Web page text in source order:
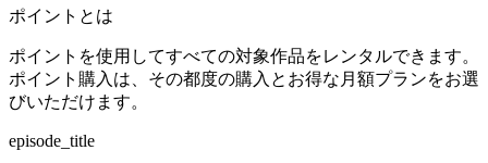
ポイントとは
ポイントを使用してすべての対象作品をレンタルできます。
ポイント購入は、その都度の購入とお得な月額プランをお選
びいただけます。
episode_title